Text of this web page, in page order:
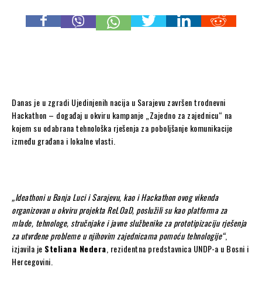
Danas je u zgradi Ujedinjenih nacija u Sarajevu završen trodnevni
Hackathon – događaj u okviru kampanje „Zajedno za zajednicu“ na
kojem su odabrana tehnološka rješenja za poboljšanje komunikacije
između građana i lokalne vlasti.
„Ideathoni u Banja Luci i Sarajevu, kao i Hackathon ovog vikenda
organizovan u okviru projekta ReLOaD, poslužili su kao platforma za
mlade, tehnologe, stručnjake i javne službenike za prototipizaciju rješenja
za utvrđene probleme u njihovim zajednicama pomoću tehnologije“,
izjavila je Steliana Nedera , rezidentna predstavnica UNDP-a u Bosni i
Hercegovini.